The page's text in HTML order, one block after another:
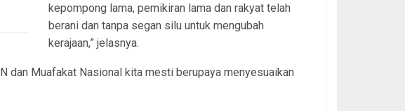
kepompong lama, pemikiran lama dan rakyat telah
berani dan tanpa segan silu untuk mengubah
kerajaan,” jelasnya.
dan Muafakat Nasional kita mesti berupaya menyesuaikan